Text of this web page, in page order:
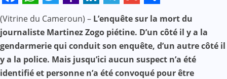
Facebook
WhatsApp
Twitter
Yahoo
Mail
LinkedIn
Telegram
Gmail
Share
(Vitrine du Cameroun) – L’enquête sur la mort du
journaliste Martinez Zogo piétine. D’un côté il y a la
gendarmerie qui conduit son enquête, d’un autre côté il
y a la police. Mais jusqu’ici aucun suspect n’a été
identifié et personne n’a été convoqué pour être